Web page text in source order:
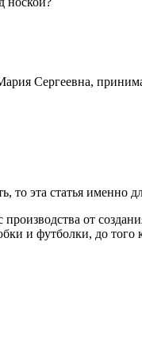
Сергеевна,
то эта статья именно
от
и футболки, до того